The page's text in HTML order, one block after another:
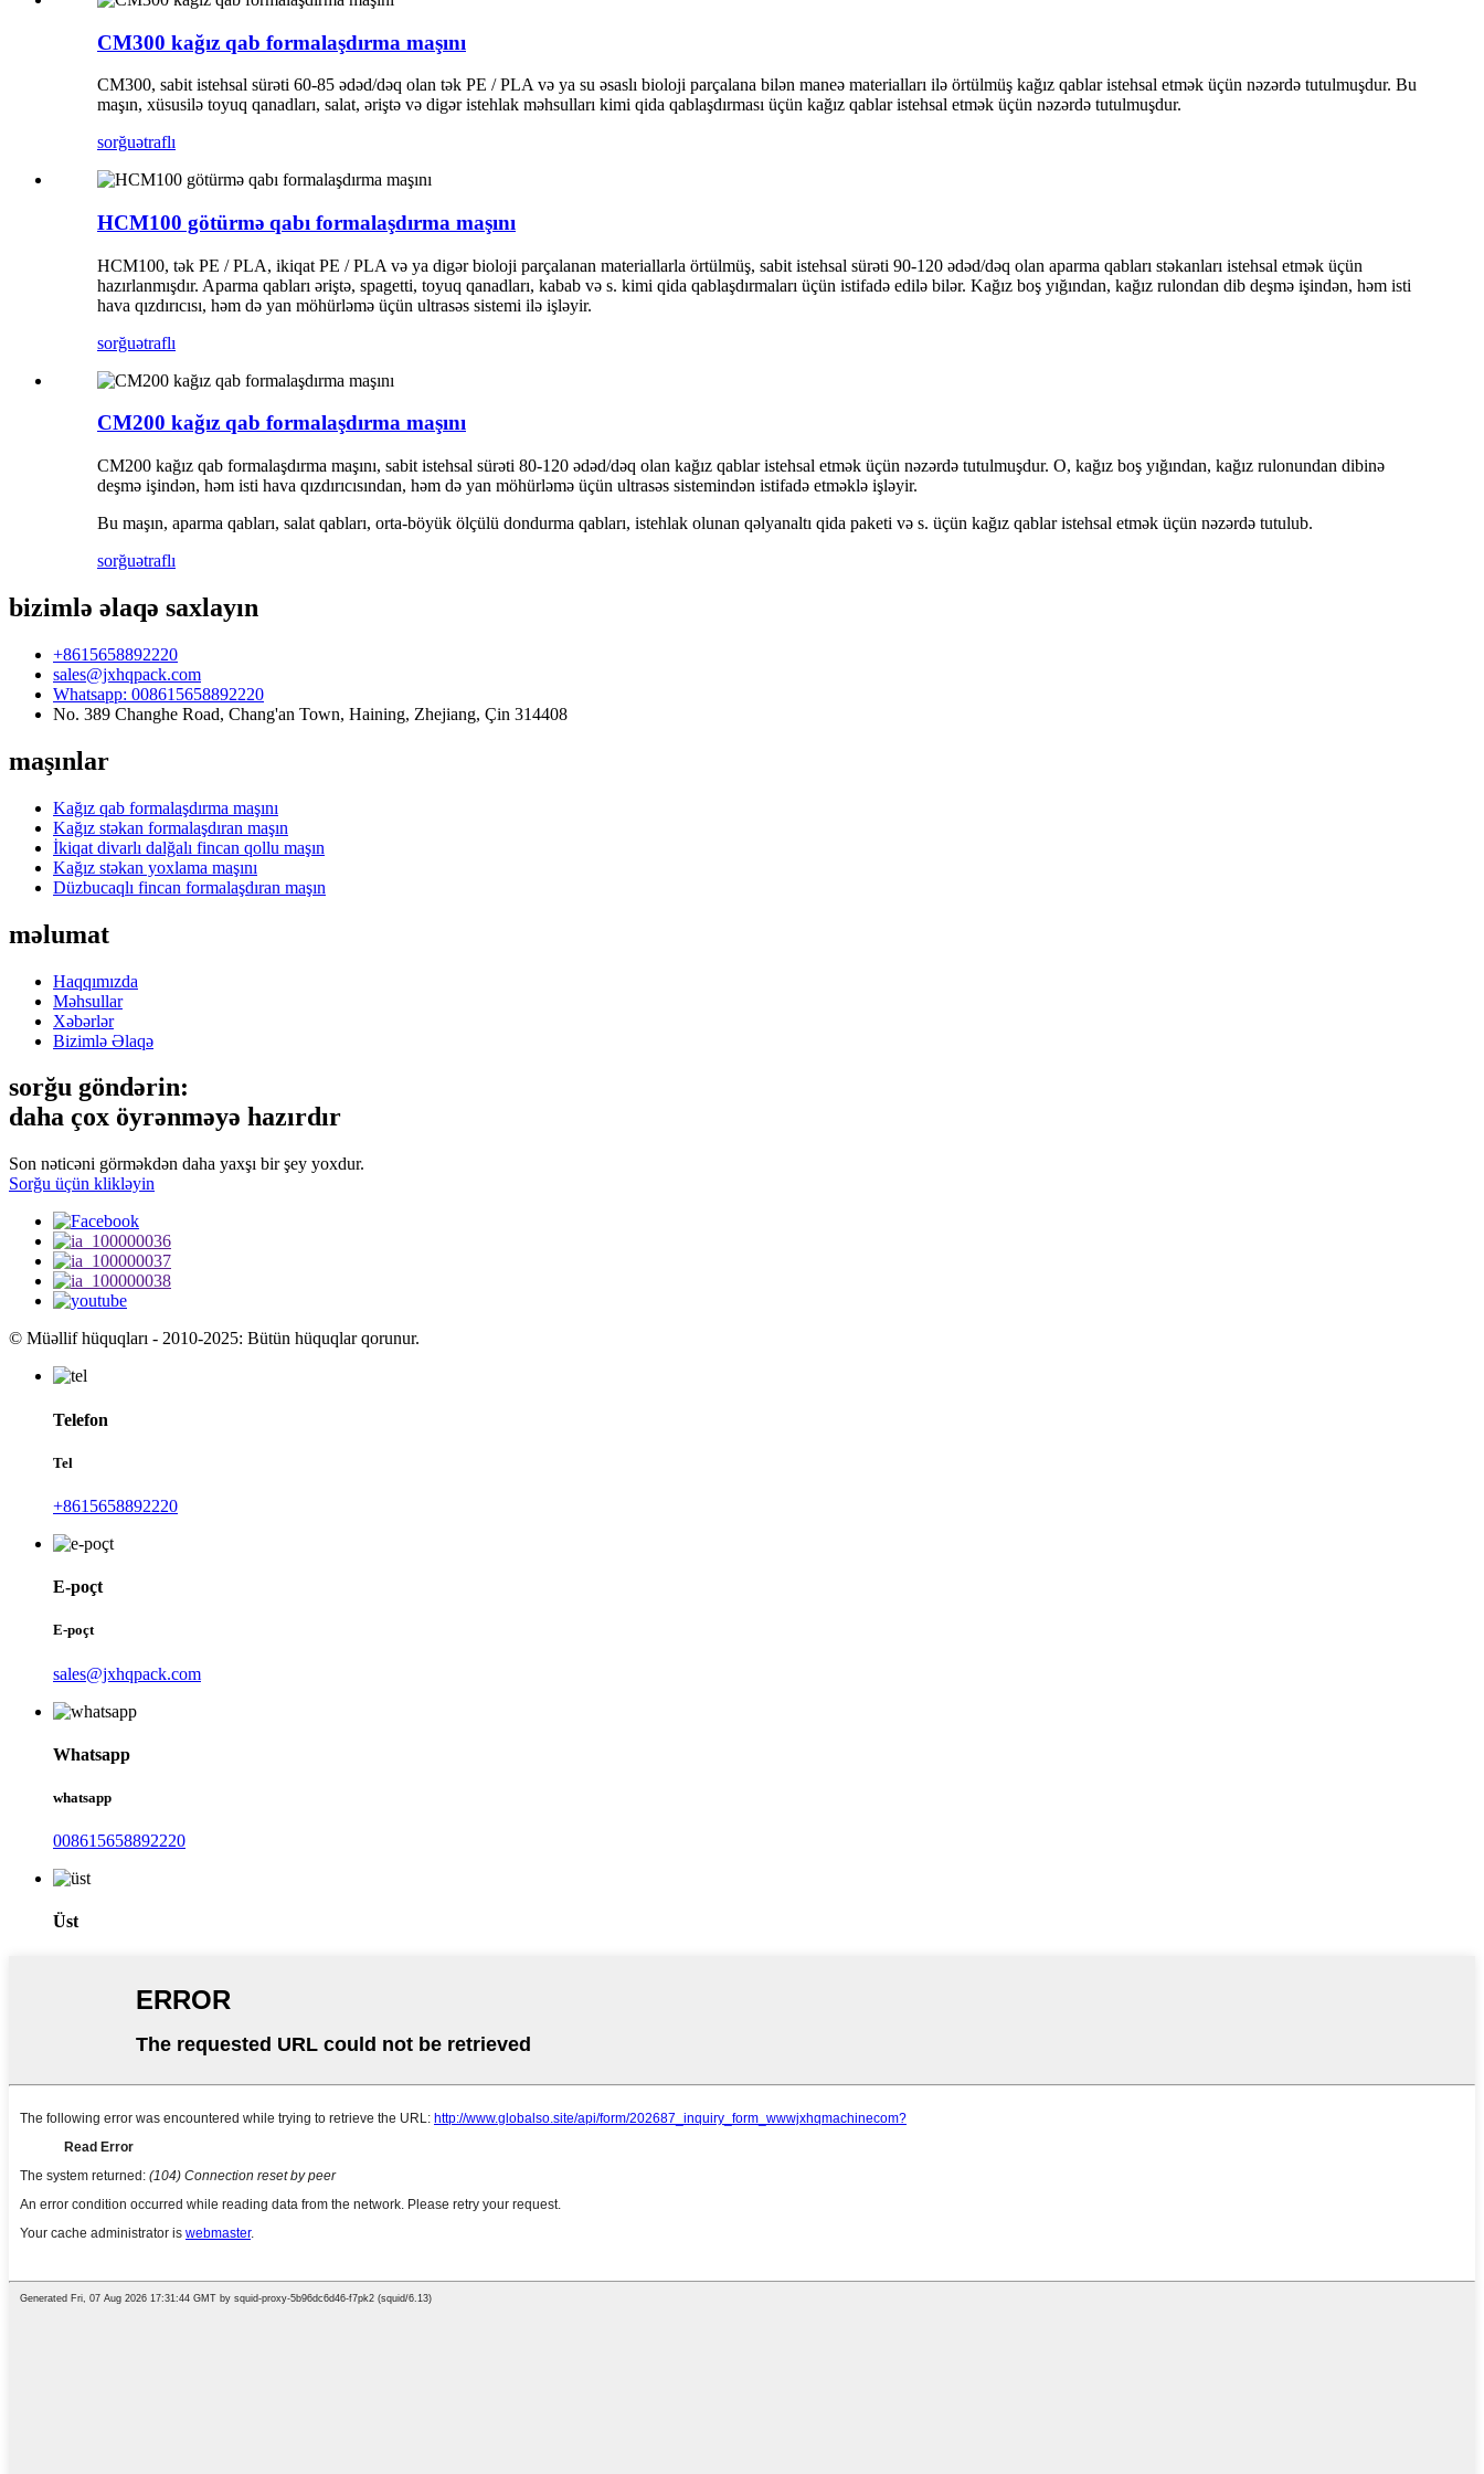
CM300 kağız qab formalaşdırma maşını
CM300, sabit istehsal sürəti 60-85 ədəd/dəq olan tək PE / PLA və ya su əsaslı bioloji parçalana bilən maneə materialları ilə örtülmüş kağız qablar istehsal etmək üçün nəzərdə tutulmuşdur. Bu
maşın, xüsusilə toyuq qanadları, salat, əriştə və digər istehlak məhsulları kimi qida qablaşdırması üçün kağız qablar istehsal etmək üçün nəzərdə tutulmuşdur.
sorğuətraflı
HCM100 götürmə qabı formalaşdırma maşını
HCM100, tək PE / PLA, ikiqat PE / PLA və ya digər bioloji parçalanan materiallarla örtülmüş, sabit istehsal sürəti 90-120 ədəd/dəq olan aparma qabları stəkanları istehsal etmək üçün
hazırlanmışdır. Aparma qabları əriştə, spagetti, toyuq qanadları, kabab və s. kimi qida qablaşdırmaları üçün istifadə edilə bilər. Kağız boş yığından, kağız rulondan dib deşmə işindən, həm isti
hava qızdırıcısı, həm də yan möhürləmə üçün ultrasəs sistemi ilə işləyir.
sorğuətraflı
CM200 kağız qab formalaşdırma maşını
CM200 kağız qab formalaşdırma maşını, sabit istehsal sürəti 80-120 ədəd/dəq olan kağız qablar istehsal etmək üçün nəzərdə tutulmuşdur. O, kağız boş yığından, kağız rulonundan dibinə
deşmə işindən, həm isti hava qızdırıcısından, həm də yan möhürləmə üçün ultrasəs sistemindən istifadə etməklə işləyir.
Bu maşın, aparma qabları, salat qabları, orta-böyük ölçülü dondurma qabları, istehlak olunan qəlyanaltı qida paketi və s. üçün kağız qablar istehsal etmək üçün nəzərdə tutulub.
sorğuətraflı
bizimlə əlaqə saxlayın
+8615658892220
sales@jxhqpack.com
Whatsapp: 008615658892220
No. 389 Changhe Road, Chang'an Town, Haining, Zhejiang, Çin 314408
maşınlar
Kağız qab formalaşdırma maşını
Kağız stəkan formalaşdıran maşın
İkiqat divarlı dalğalı fincan qollu maşın
Kağız stəkan yoxlama maşını
Düzbucaqlı fincan formalaşdıran maşın
məlumat
Haqqımızda
Məhsullar
Xəbərlər
Bizimlə Əlaqə
sorğu göndərin:
daha çox öyrənməyə hazırdır
Son nəticəni görməkdən daha yaxşı bir şey yoxdur.
Sorğu üçün klikləyin
© Müəllif hüquqları - 2010-2025: Bütün hüquqlar qorunur.
Telefon
Tel
+8615658892220
E-poçt
E-poçt
sales@jxhqpack.com
Whatsapp
whatsapp
008615658892220
Üst